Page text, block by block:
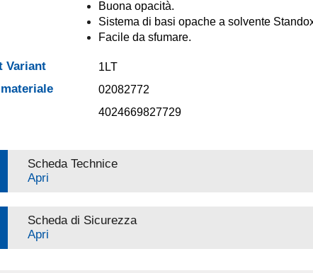
Buona opacità.
Sistema di basi opache a solvente
Facile da sfumare.
Variant 1LT
02082772
4024669827729
Scheda Technice
Apri
Scheda di Sicurezza
Apri